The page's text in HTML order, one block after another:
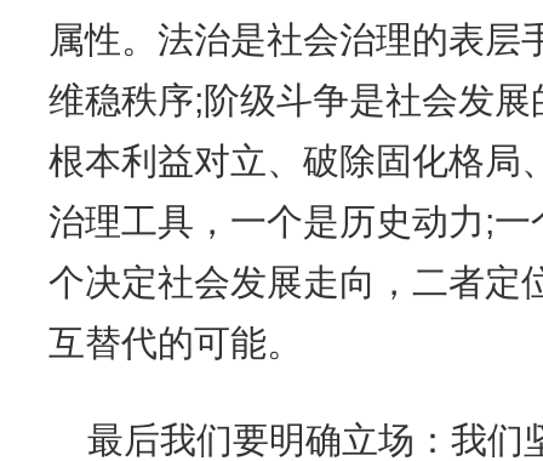
属性。法治是社会治理的表层
维稳秩序;阶级斗争是社会发
根本利益对立、破除固化格局
治理工具，一个是历史动力;
个决定社会发展走向，二者定
互替代的可能。
最后我们要明确立场：我们